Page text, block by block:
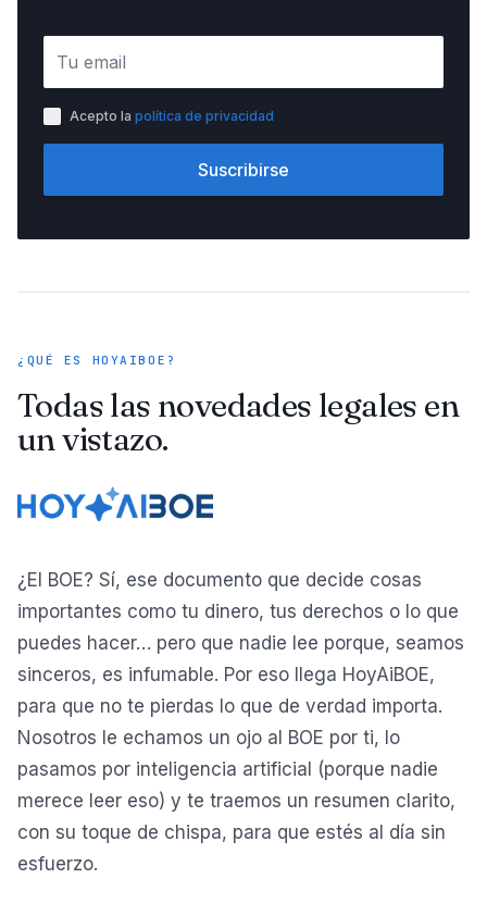
Acepto la política de privacidad
Suscribirse
¿QUÉ ES HOYAIBOE?
Todas las novedades legales en
un vistazo.
¿El BOE? Sí, ese documento que decide cosas
importantes como tu dinero, tus derechos o lo que
puedes hacer… pero que nadie lee porque, seamos
sinceros, es infumable. Por eso llega HoyAiBOE,
para que no te pierdas lo que de verdad importa.
Nosotros le echamos un ojo al BOE por ti, lo
pasamos por inteligencia artificial (porque nadie
merece leer eso) y te traemos un resumen clarito,
con su toque de chispa, para que estés al día sin
esfuerzo.